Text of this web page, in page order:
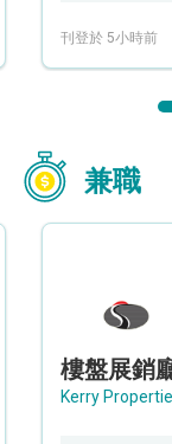
刊登於 5小時前
兼職
樓盤展銷
Kerry